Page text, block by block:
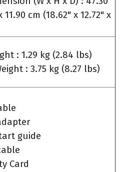
11.90 cm (18.62" x 12.72" x
: 1.29 kg (2.84 lbs)
: 3.75 kg (8.27 lbs)
guide
Card